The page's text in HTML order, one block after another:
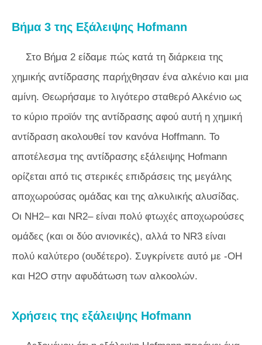
Βήμα 3 της Εξάλειψης Hofmann
Στο Βήμα 2 είδαμε πώς κατά τη διάρκεια της
χημικής αντίδρασης παρήχθησαν ένα αλκένιο και μια
αμίνη. Θεωρήσαμε το λιγότερο σταθερό Αλκένιο ως
το κύριο προϊόν της αντίδρασης αφού αυτή η χημική
αντίδραση ακολουθεί τον κανόνα Hoffmann. Το
αποτέλεσμα της αντίδρασης εξάλειψης Hofmann
ορίζεται από τις στερικές επιδράσεις της μεγάλης
αποχωρούσας ομάδας και της αλκυλικής αλυσίδας.
Οι NH2– και NR2– είναι πολύ φτωχές αποχωρούσες
ομάδες (και οι δύο ανιονικές), αλλά το NR3 είναι
πολύ καλύτερο (ουδέτερο). Συγκρίνετε αυτό με -OH
και H2O στην αφυδάτωση των αλκοολών.
Χρήσεις της εξάλειψης Hofmann